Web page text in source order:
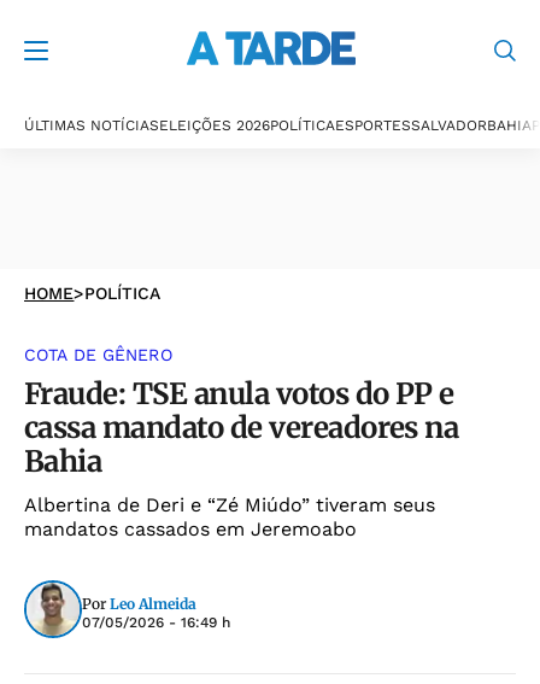
ÚLTIMAS NOTÍCIASELEIÇÕES 2026POLÍTICAESPORTESSALVADORBAHIA
HOME>POLÍTICA
COTA DE GÊNERO
Fraude: TSE anula votos do PP e
cassa mandato de vereadores na
Bahia
Albertina de Deri e “Zé Miúdo” tiveram seus
mandatos cassados em Jeremoabo
Por Leo Almeida
07/05/2026 - 16:49 h